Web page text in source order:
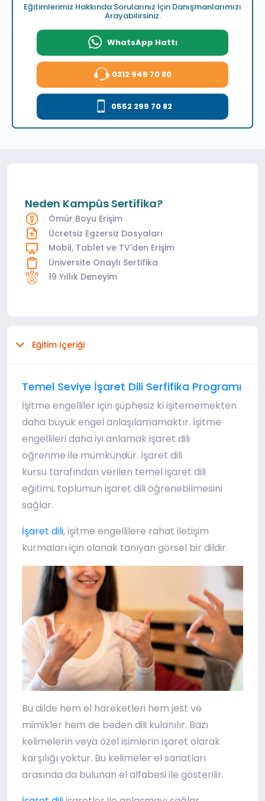
Eğitimlerimiz Hakkında Sorularınız İçin Danışmanlarımızı
Arayabilirsiniz.
WhatsApp Hattı
0312 945 70 80
0552 299 70 82
Neden Kampüs Sertifika?
Ömür Boyu Erişim
Ücretsiz Egzersiz Dosyaları
Mobil, Tablet ve TV'den Erişim
Üniversite Onaylı Sertifika
19 Yıllık Deneyim
Eğitim İçeriği
Temel Seviye İşaret Dili Serfifika Programı
İşitme engelliler için şüphesiz ki işitememekten
daha büyük engel anlaşılamamaktır. İşitme
engellileri daha iyi anlamak işaret dili
öğrenme ile mümkündür. İşaret dili
kursu tarafından verilen temel işaret dili
eğitimi, toplumun işaret dili öğrenebilmesini
sağlar.
İşaret dili, işitme engellilere rahat iletişim
kurmaları için olanak tanıyan görsel bir dildir.
Bu dilde hem el hareketleri hem jest ve
mimikler hem de beden dili kulanılır. Bazı
kelimelerin veya özel isimlerin işaret olarak
karşılığı yoktur. Bu kelimeler el sanatları
arasında da bulunan el alfabesi ile gösterilir.